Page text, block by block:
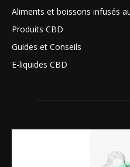
Aliments et boissons infusés
Produits CBD
Guides et Conseils
E-liquides CBD